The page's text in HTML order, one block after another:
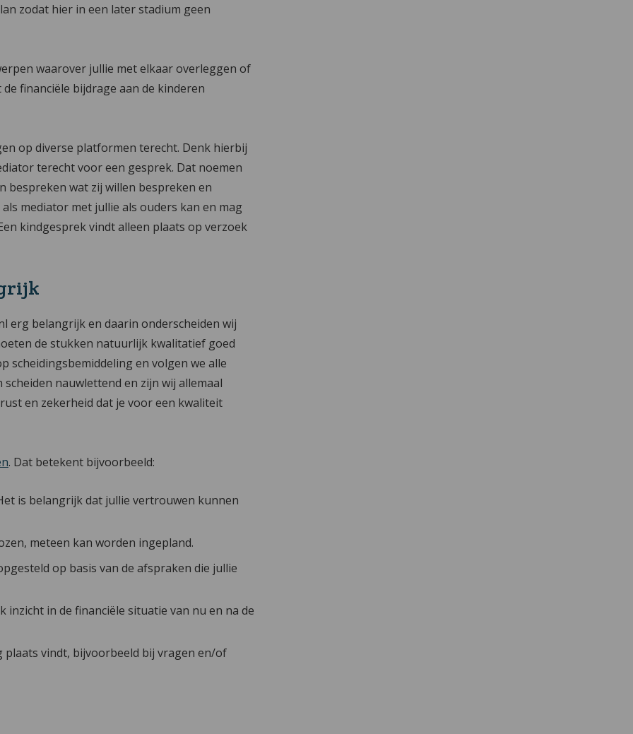
zodat hier in een later stadium geen
waarover jullie met elkaar overleggen of
financiële bijdrage aan de kinderen
op diverse platformen terecht. Denk hierbij
terecht voor een gesprek. Dat noemen
bespreken wat zij willen bespreken en
mediator met jullie als ouders kan en mag
kindgesprek vindt alleen plaats op verzoek
erg belangrijk en daarin onderscheiden wij
de stukken natuurlijk kwalitatief goed
scheidingsbemiddeling en volgen we alle
nauwlettend en zijn wij allemaal
en zekerheid dat je voor een kwaliteit
. Dat betekent bijvoorbeeld:
is belangrijk dat jullie vertrouwen kunnen
meteen kan worden ingepland.
op basis van de afspraken die jullie
inzicht in de financiële situatie van nu en na de
plaats vindt, bijvoorbeeld bij vragen en/of